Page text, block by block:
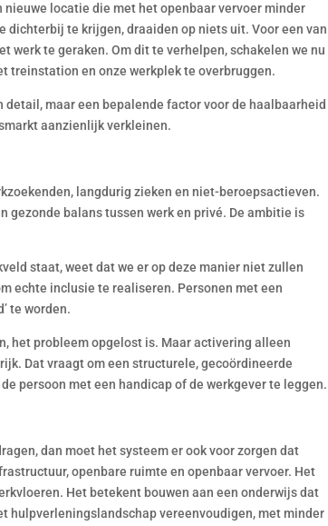
locatie die met het openbaar vervoer minder
dichterbij te krijgen, draaiden op niets uit. Voor een van
werk te geraken. Om dit te verhelpen, schakelen we nu
treinstation en onze werkplek te overbruggen.
maar een bepalende factor voor de haalbaarheid
aanzienlijk verkleinen.
langdurig zieken en niet-beroepsactieven.
gezonde balans tussen werk en privé. De ambitie is
staat, weet dat we er op deze manier niet zullen
echte inclusie te realiseren. Personen met een
te worden.
het probleem opgelost is. Maar activering alleen
Dat vraagt om een structurele, gecoördineerde
persoon met een handicap of de werkgever te leggen.
dan moet het systeem er ook voor zorgen dat
openbare ruimte en openbaar vervoer. Het
Het betekent bouwen aan een onderwijs dat
hulpverleningslandschap vereenvoudigen, met minder